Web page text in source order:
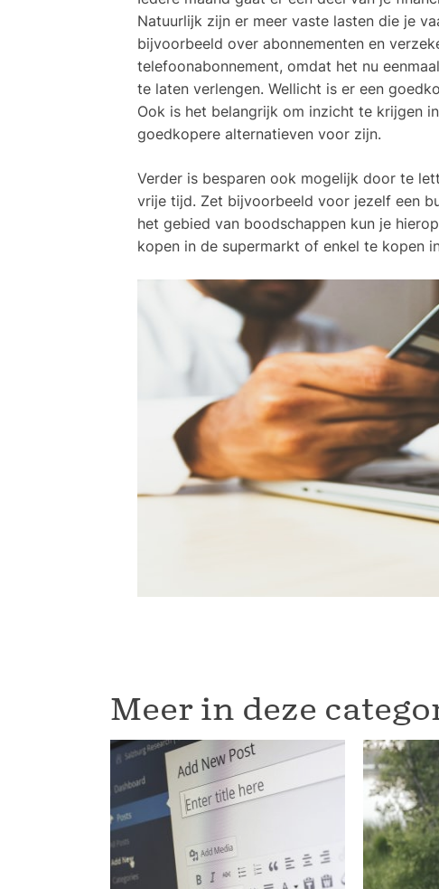
Natuurlijk zijn er meer vaste lasten die je
bijvoorbeeld over abonnementen en
telefoonabonnement, omdat het nu
te laten verlengen. Wellicht is er een
Ook is het belangrijk om inzicht te krijgen
goedkopere alternatieven voor zijn.
Verder is besparen ook mogelijk door te
vrije tijd. Zet bijvoorbeeld voor jezelf een
het gebied van boodschappen kun je
kopen in de supermarkt of enkel te kopen
Meer in deze